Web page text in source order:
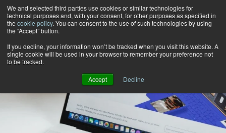
We and selected third parties use cookies or similar technologies for
technical purposes and, with your consent, for other purposes as specified in
the cookie policy. You can consent to the use of such technologies by using
the “Accept” button.
If you decline, your information won’t be tracked when you visit this website. A
single cookie will be used in your browser to remember your preference not
to be tracked.
Accept Decline